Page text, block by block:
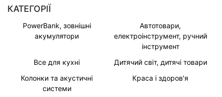
КАТЕГОРІЇ
PowerBank, зовнішні
акумулятори
Автотовари,
електроінструмент, ручний
інструмент
Все для кухні
Дитячий світ, дитячі товари
Колонки та акустичні
системи
Краса і здоров'я